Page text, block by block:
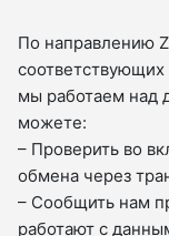
По направлению
мы работаем над
можете:
– Проверить во
обмена через
– Сообщить нам
работают с